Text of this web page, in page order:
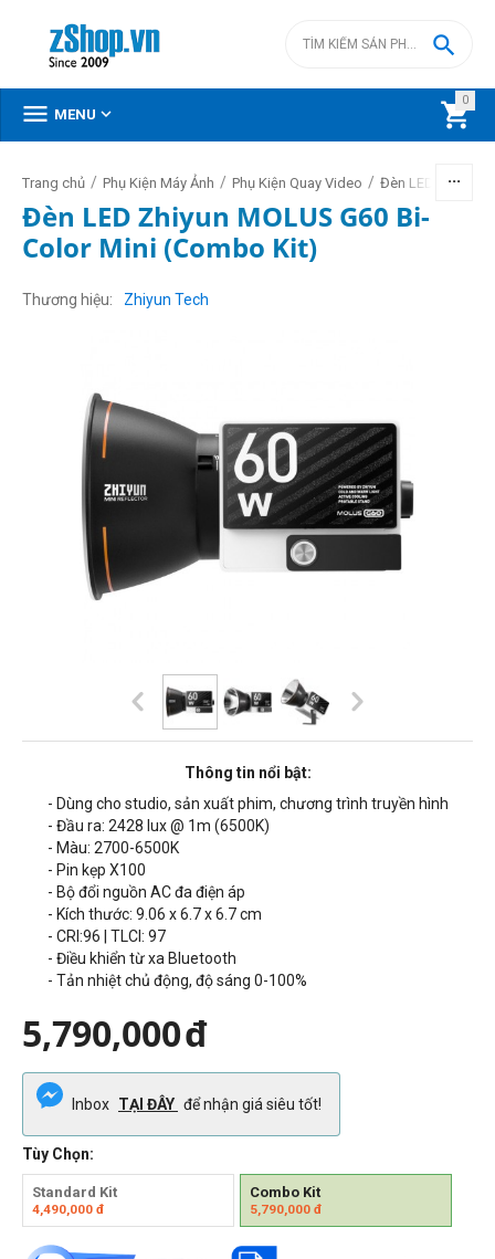
0


 MENU 
Trang chủ / Phụ Kiện Máy Ảnh / Phụ Kiện Quay Video / Đèn LED video
Đèn LED Zhiyun MOLUS G60 Bi-
Color Mini (Combo Kit)
Thương hiệu Zhiyun Tech
Thông tin nổi bật:
- Dùng cho studio, sản xuất phim, chương trình truyền hình
- Đầu ra: 2428 lux @ 1m (6500K)
- Màu: 2700-6500K
- Pin kẹp X100
- Bộ đổi nguồn AC đa điện áp
- Kích thước: 9.06 x 6.7 x 6.7 cm
- CRI:96 | TLCI: 97
- Điều khiển từ xa Bluetooth
- Tản nhiệt chủ động, độ sáng 0-100%
5,790,000đ
Inbox TẠI ĐÂY để nhận giá siêu tốt!
Tùy Chọn:
Standard Kit
4,490,000 đ
Combo Kit
5,790,000đ